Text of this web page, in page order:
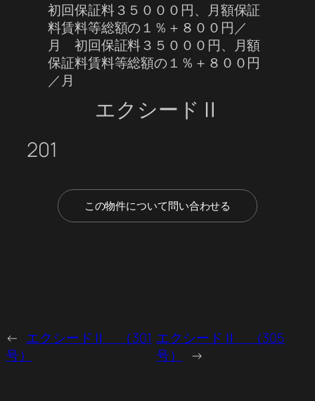
初回保証料３５０００円、月額保証
料賃料等総額の１％＋８００円／
月 初回保証料３５０００円、月額
保証料賃料等総額の１％＋８００円
／月
エクシードⅡ
201
この物件について問い合わせる
← エクシードⅡ （301
号）
エクシードⅡ （305
号）
→